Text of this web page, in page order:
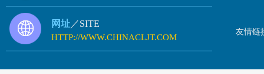
网址 ／SITE
HTTP://WWW.CHINACLJT.COM
友情链